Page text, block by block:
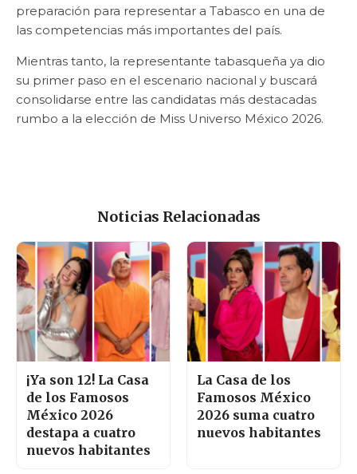
preparación para representar a Tabasco en una de
las competencias más importantes del país.
Mientras tanto, la representante tabasqueña ya dio
su primer paso en el escenario nacional y buscará
consolidarse entre las candidatas más destacadas
rumbo a la elección de Miss Universo México 2026.
Noticias Relacionadas
¡Ya son 12! La Casa
de los Famosos
México 2026
destapa a cuatro
nuevos habitantes
La Casa de los
Famosos México
2026 suma cuatro
nuevos habitantes